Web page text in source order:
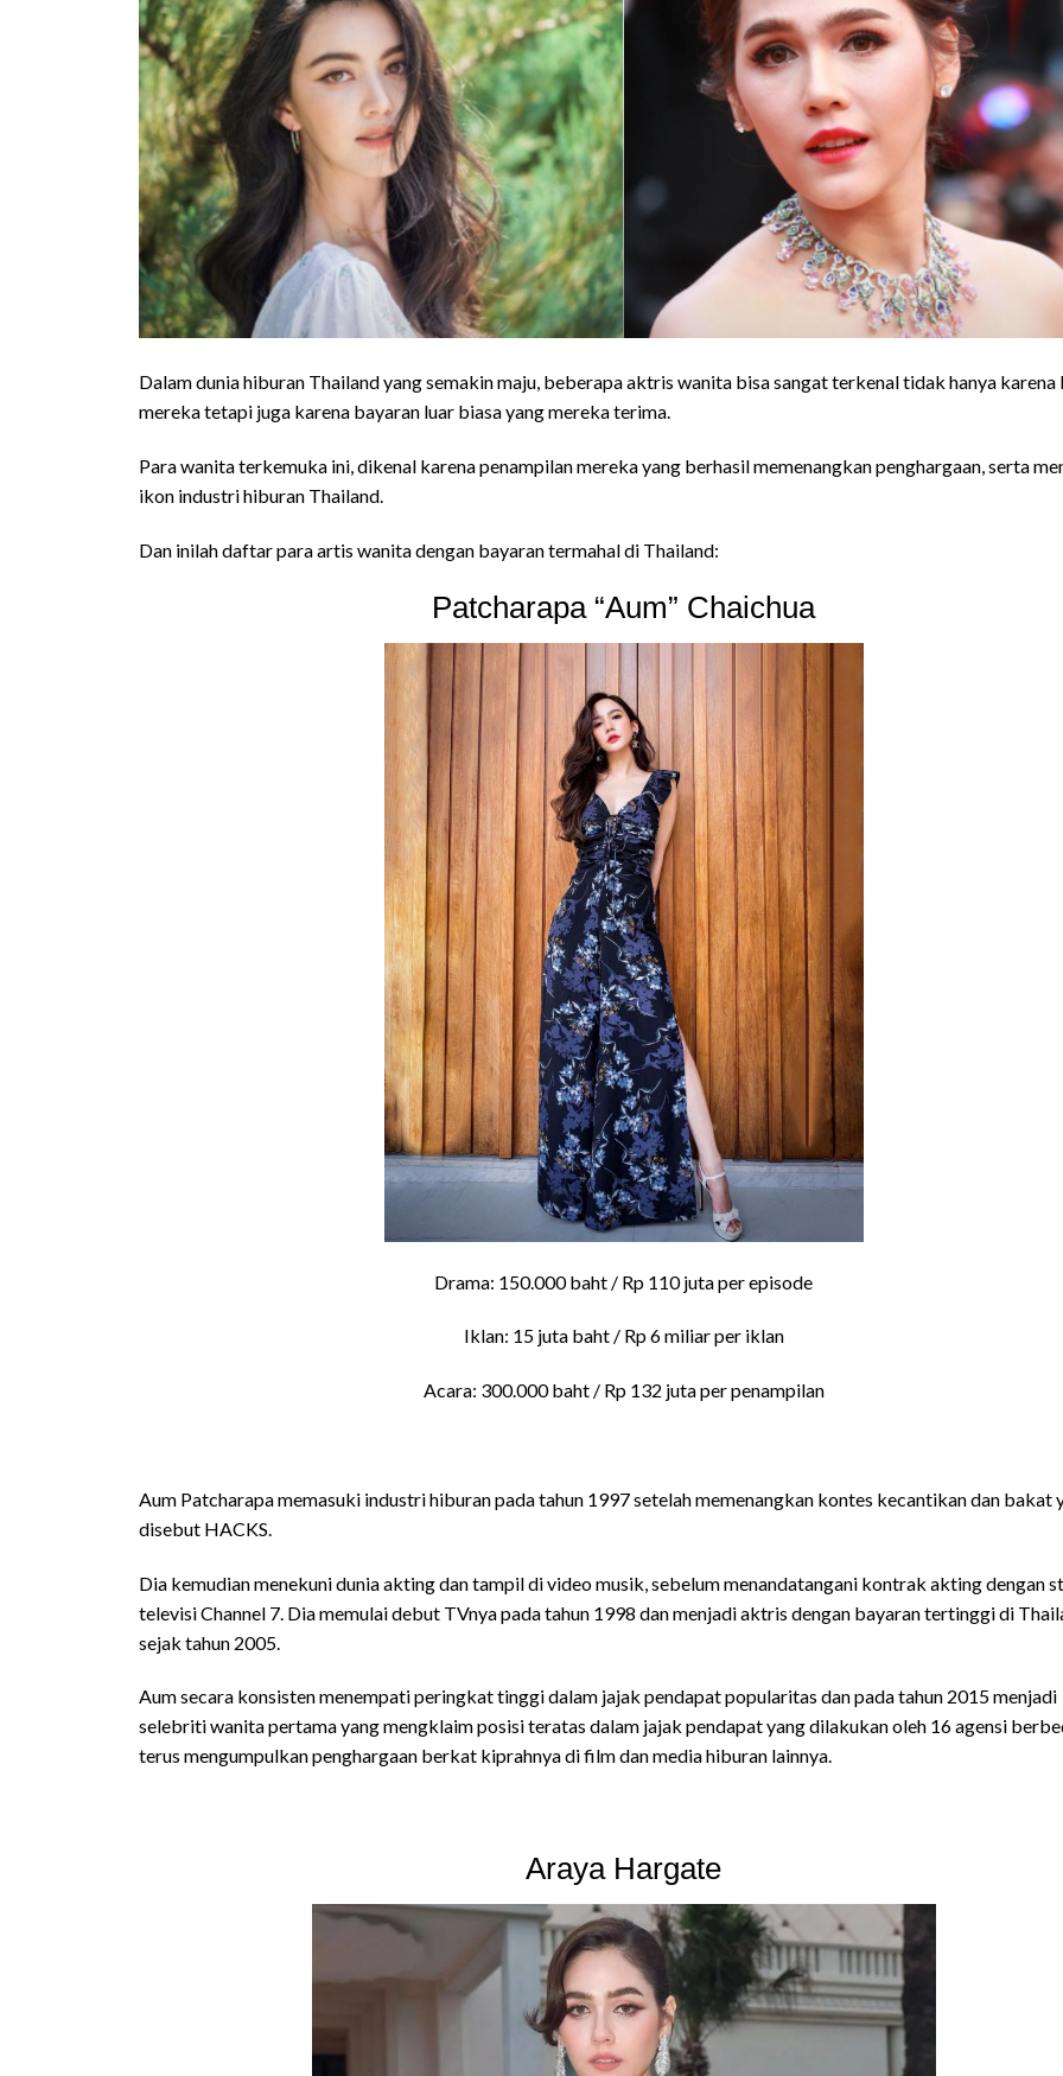
Dalam dunia hiburan Thailand yang semakin maju, beberapa aktris wanita bisa sangat terkenal tidak hanya
mereka tetapi juga karena bayaran luar biasa yang mereka terima.
Para wanita terkemuka ini, dikenal karena penampilan mereka yang berhasil memenangkan penghargaan, serta
ikon industri hiburan Thailand.
Dan inilah daftar para artis wanita dengan bayaran termahal di Thailand:
Patcharapa “Aum” Chaichua
Drama: 150.000 baht / Rp 110 juta per episode
Iklan: 15 juta baht / Rp 6 miliar per iklan
Acara: 300.000 baht / Rp 132 juta per penampilan
Aum Patcharapa memasuki industri hiburan pada tahun 1997 setelah memenangkan kontes kecantikan dan bakat
disebut HACKS.
Dia kemudian menekuni dunia akting dan tampil di video musik, sebelum menandatangani kontrak akting dengan
televisi Channel 7. Dia memulai debut TVnya pada tahun 1998 dan menjadi aktris dengan bayaran tertinggi di
sejak tahun 2005.
Aum secara konsisten menempati peringkat tinggi dalam jajak pendapat popularitas dan pada tahun 2015 menjadi
selebriti wanita pertama yang mengklaim posisi teratas dalam jajak pendapat yang dilakukan oleh 16 agensi
terus mengumpulkan penghargaan berkat kiprahnya di film dan media hiburan lainnya.
Araya Hargate